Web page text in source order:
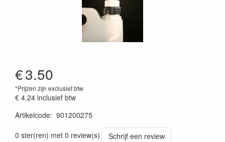
€3.50
*Prijzen zijn exclusief btw
€ 4.24 inclusief btw
Artikelcode: 901200275
0 ster(ren) met 0 review(s)
Schrijf een review